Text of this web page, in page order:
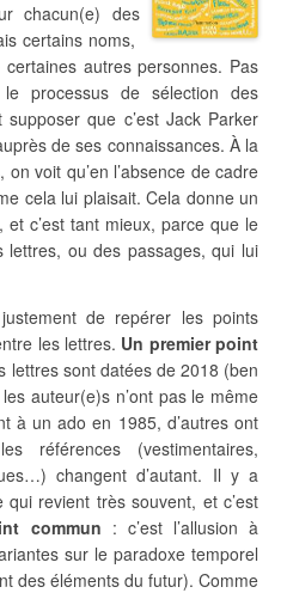
chacun(e) des
certains noms,
autres personnes. Pas
processus de sélection des
que c’est Jack Parker
de ses connaissances. À la
voit qu’en l’absence de cadre
cela lui plaisait. Cela donne un
c’est tant mieux, parce que le
lettres, ou des passages, qui lui
de repérer les points
les lettres. Un premier point
lettres sont datées de 2018 (ben
auteur(e)s n’ont pas le même
à un ado en 1985, d’autres ont
(vestimentaires,
changent d’autant. Il y a
revient très souvent, et c’est
commun : c’est l’allusion à
sur le paradoxe temporel
des éléments du futur). Comme